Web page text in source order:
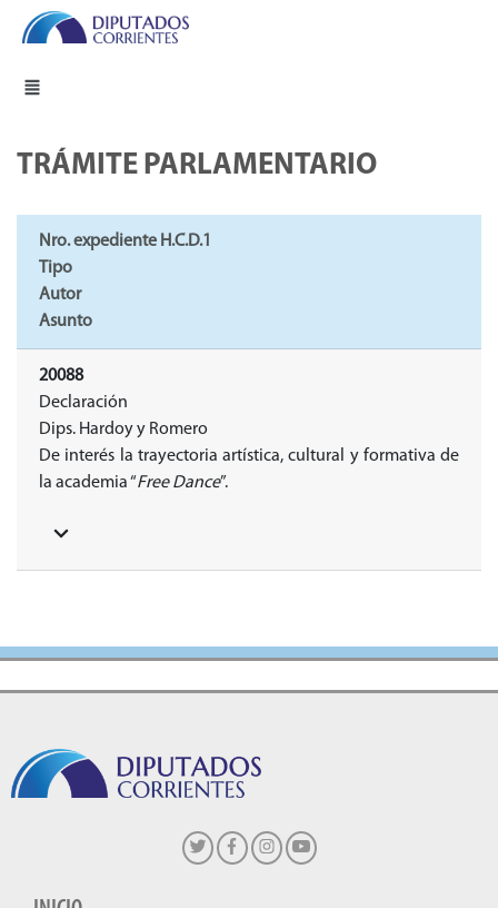
TRÁMITE PARLAMENTARIO
Nro. expediente H.C.D.1
Tipo
Autor
Asunto
20088
Declaración
Dips. Hardoy y Romero
De interés la trayectoria artística, cultural y formativa de
la academia “Free Dance”.